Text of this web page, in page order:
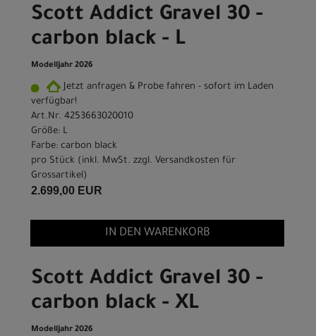
Scott Addict Gravel 30 -
carbon black - L
Modelljahr 2026
Jetzt anfragen & Probe fahren - sofort im Laden
verfügbar!
Art.Nr. 4253663020010
Größe: L
Farbe: carbon black
pro Stück (inkl. MwSt. zzgl. Versandkosten für
Grossartikel)
2.699,00 EUR
IN DEN WARENKORB
Scott Addict Gravel 30 -
carbon black - XL
Modelljahr 2026